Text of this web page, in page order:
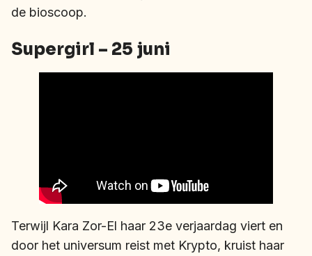
de bioscoop.
Supergirl – 25 juni
Terwijl Kara Zor-El haar 23e verjaardag viert en
door het universum reist met Krypto, kruist haar